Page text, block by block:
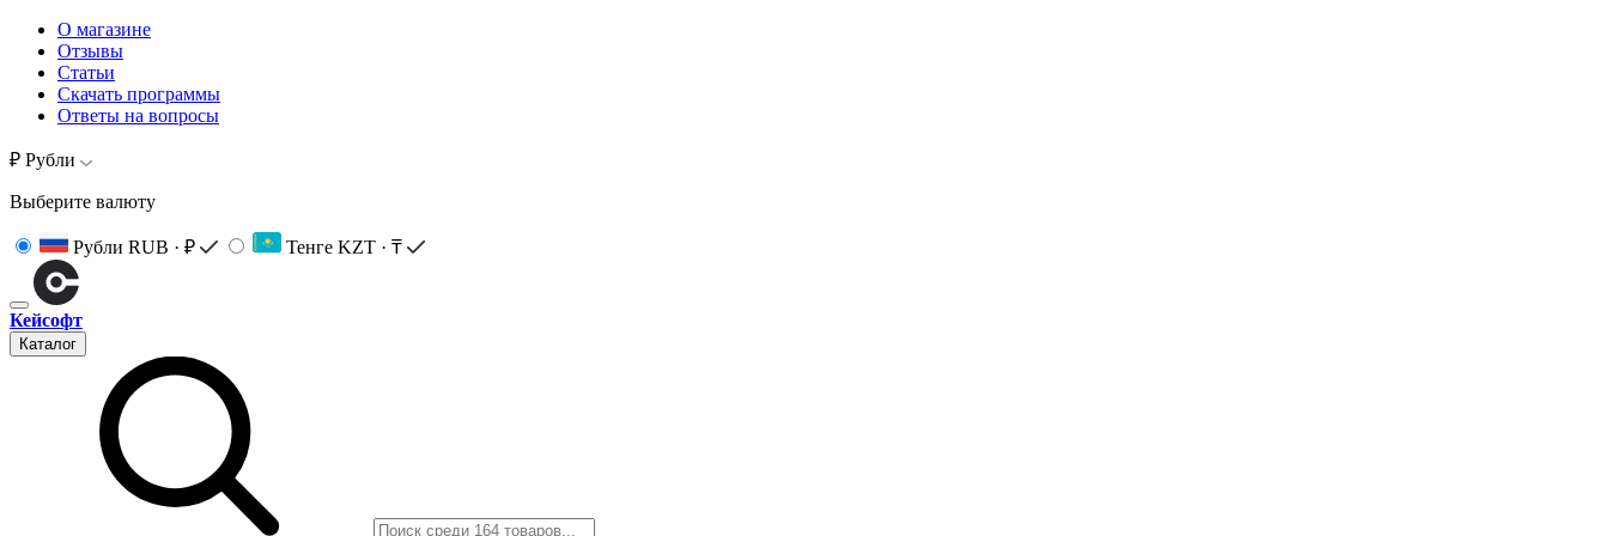
О магазине
Отзывы
Статьи
Скачать программы
Ответы на вопросы
₽ Рубли
Выберите валюту
Рубли RUB · ₽ Тенге KZT · ₸
Кейсофт
Каталог